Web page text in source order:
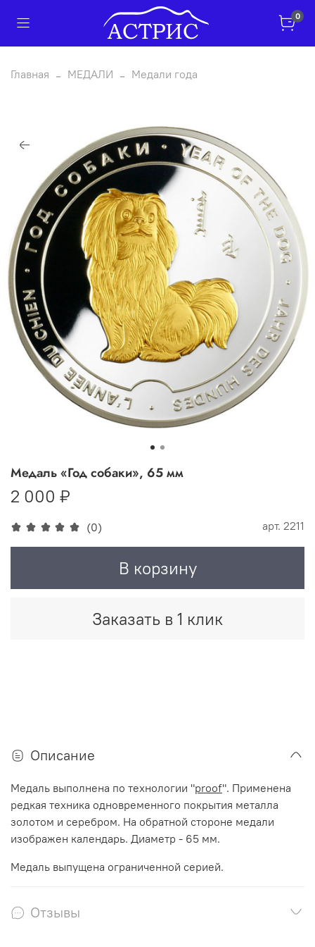
0
Главная МЕДАЛИ Медали года
(0) арт. 2211
Медаль «Год собаки», 65 мм
2 000 ₽
В корзину
Заказать в 1 клик
Описание
Медаль выполнена по технологии "proof". Применена
редкая техника одновременного покрытия металла
золотом и серебром. На обратной стороне медали
изображен календарь. Диаметр - 65 мм.
Медаль выпущена ограниченной серией.
Отзывы